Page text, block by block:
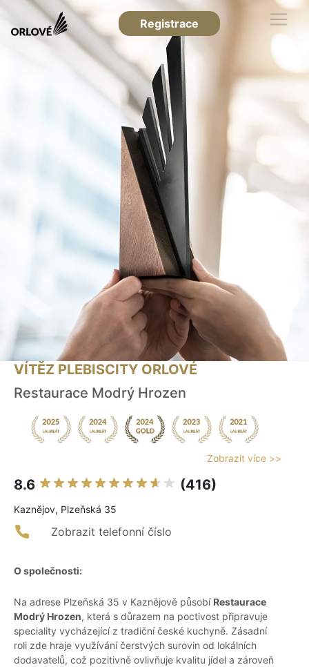
Registrace
VÍTĚZ PLEBISCITY ORLOVÉ
Restaurace Modrý Hrozen
Zobrazit více >>
8.6 (416)
Kaznějov, Plzeňská 35
Zobrazit telefonní číslo
O společnosti:
Na adrese Plzeňská 35 v Kaznějově působí Restaurace
Modrý Hrozen, která s důrazem na poctivost připravuje
speciality vycházející z tradiční české kuchyně. Zásadní
roli zde hraje využívání čerstvých surovin od lokálních
dodavatelů, což pozitivně ovlivňuje kvalitu jídel a zároveň